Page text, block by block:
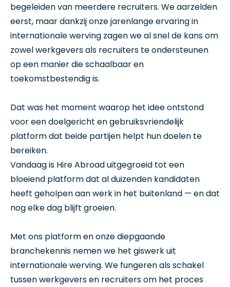
begeleiden van meerdere recruiters. We aarzelden
eerst, maar dankzij onze jarenlange ervaring in
internationale werving zagen we al snel de kans om
zowel werkgevers als recruiters te ondersteunen
op een manier die schaalbaar en
toekomstbestendig is.
Dat was het moment waarop het idee ontstond
voor een doelgericht en gebruiksvriendelijk
platform dat beide partijen helpt hun doelen te
bereiken.
Vandaag is Hire Abroad uitgegroeid tot een
bloeiend platform dat al duizenden kandidaten
heeft geholpen aan werk in het buitenland — en dat
nog elke dag blijft groeien.
Met ons platform en onze diepgaande
branchekennis nemen we het giswerk uit
internationale werving. We fungeren als schakel
tussen werkgevers en recruiters om het proces